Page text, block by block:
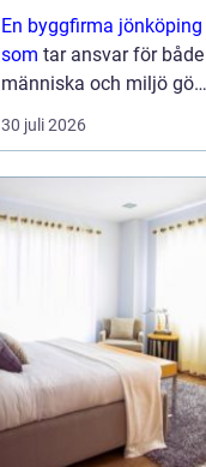
genomtänkt
byggande
En byggfirma jönköping
som tar ansvar för både
människa och miljö gör
mer än att bara resa
väggar och lägga tak.
goda materialval, sunda
konstruktioner och ett
30 juli 2026